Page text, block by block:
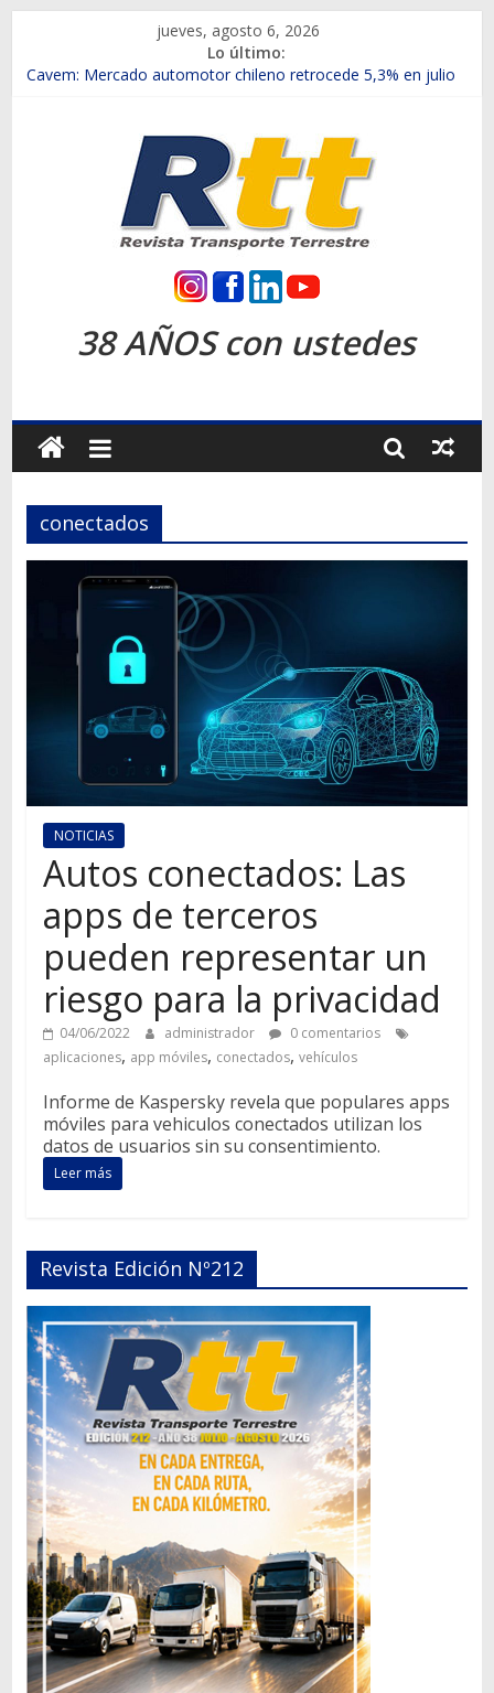
contenido
jueves, agosto 6, 2026
Lo último:
Chile es el primer mercado internacional en lanzar la nueva
Salfa suma vehículos electrificados de Chevrolet en el Biobío
Samex amplía su red con nuevas sucursales en Rancagua y
SINOTRUK Pick-ups presentó la recién estrenada Bolden en
la Expo Compras Públicas 2026
Revista
Transporte
Terrestre
Autos,
camiones,
motos,
información
mundo
38 AÑOS con ustedes
conectados
NOTICIAS
Autos conectados: Las
apps de terceros
pueden representar un
riesgo para la privacidad
04/06/2022 administrador
0 comentarios
aplicaciones, app móviles, conectados, vehículos
Informe de Kaspersky revela que populares apps
móviles para vehiculos conectados utilizan los
datos de usuarios sin su consentimiento.
Leer más
Revista Edición Nº212